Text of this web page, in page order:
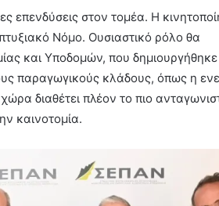
επενδύσεις στον τομέα. Η
Νόμο. Ουσιαστικό ρόλο θα
και Υποδομών, που
παραγωγικούς κλάδους, όπως η
διαθέτει πλέον το πιο
καινοτομία.